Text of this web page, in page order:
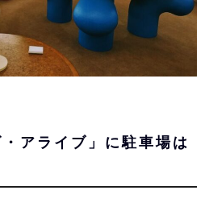
・アライブ」に駐車場は